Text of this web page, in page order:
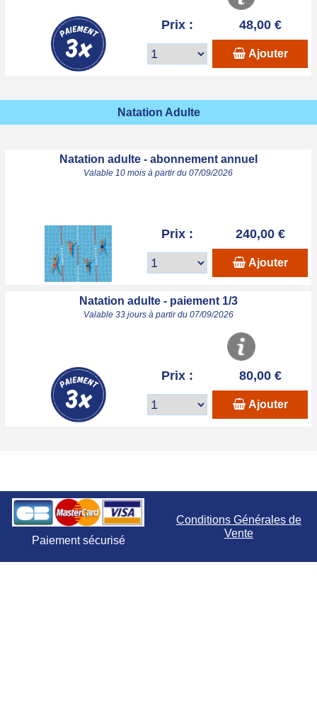
Prix : 48,00 €
Ajouter
Natation Adulte
Natation adulte - abonnement annuel
Valable 10 mois à partir du 07/09/2026
Prix : 240,00 €
Ajouter
Natation adulte - paiement 1/3
Valable 33 jours à partir du 07/09/2026
Prix : 80,00 €
Ajouter
Paiement sécurisé
Conditions Générales de
Vente